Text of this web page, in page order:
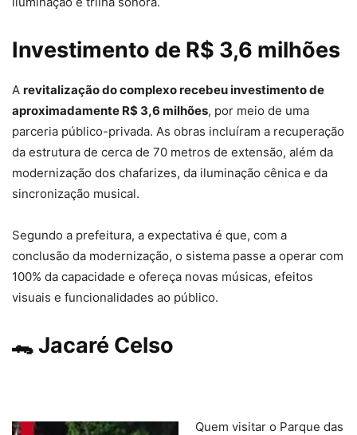
Investimento de R$ 3,6 milhões
A revitalização do complexo recebeu investimento de
aproximadamente R$ 3,6 milhões, por meio de uma
parceria público-privada. As obras incluíram a recuperação
da estrutura de cerca de 70 metros de extensão, além da
modernização dos chafarizes, da iluminação cênica e da
sincronização musical.
Segundo a prefeitura, a expectativa é que, com a
conclusão da modernização, o sistema passe a operar com
100% da capacidade e ofereça novas músicas, efeitos
visuais e funcionalidades ao público.
🐊 Jacaré Celso
Quem visitar o Parque das